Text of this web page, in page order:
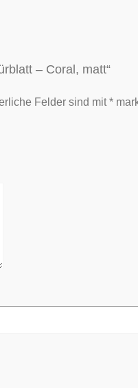
– Coral, matt“
Felder sind mit*